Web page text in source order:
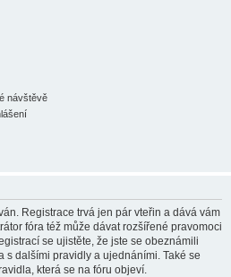
návštěvě
Registrace trvá jen pár vteřin a dává vám
fóra též může dávat rozšířené pravomoci
se ujistěte, že jste se obeznámili
s dalšími pravidly a ujednáními. Také se
která se na fóru objeví.